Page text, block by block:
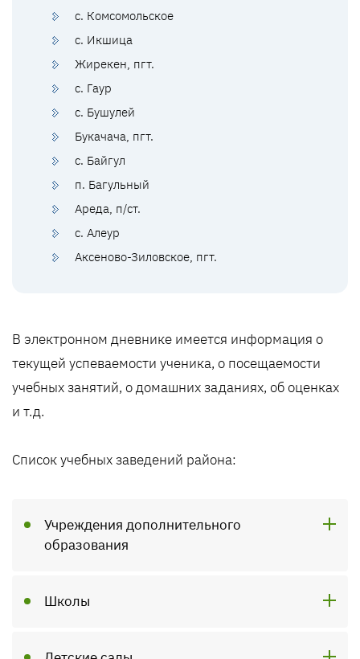
с. Комсомольское
с. Икшица
Жирекен, пгт.
с. Гаур
с. Бушулей
Букачача, пгт.
с. Байгул
п. Багульный
Ареда, п/ст.
с. Алеур
Аксеново-Зиловское, пгт.
В электронном дневнике имеется информация о
текущей успеваемости ученика, о посещаемости
учебных занятий, о домашних заданиях, об оценках
и т.д.
Список учебных заведений района:
Учреждения дополнительного
образования
Школы